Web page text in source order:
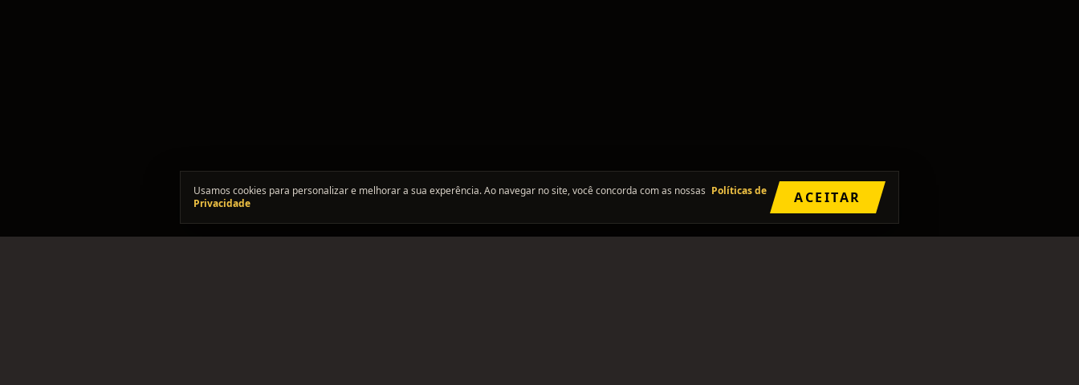
Usamos cookies para personalizar e melhorar a sua experência. Ao navegar no site, você concorda com as nossas Políticas de
Privacidade
ACEITAR